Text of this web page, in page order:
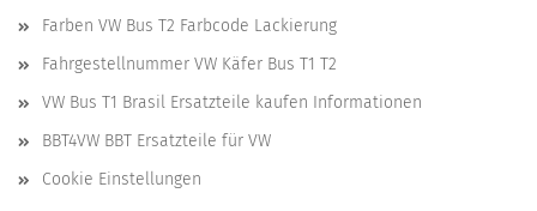
Farben VW Bus T2 Farbcode Lackierung
Fahrgestellnummer VW Käfer Bus T1 T2
VW Bus T1 Brasil Ersatzteile kaufen Informationen
BBT4VW BBT Ersatzteile für VW
Cookie Einstellungen